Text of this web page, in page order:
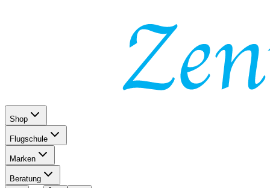
Shop
Flugschule
Marken
Beratung